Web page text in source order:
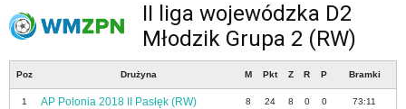
II liga wojewódzka D2
Młodzik Grupa 2 (RW)
Poz Drużyna M Pkt Z R P Bramki
1 AP Polonia 2018 II Pasłęk (RW) 8 24 8 0 0 73:11